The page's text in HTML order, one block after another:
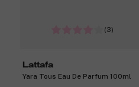
(3)
Lattafa
Yara Tous Eau De Parfum 100ml